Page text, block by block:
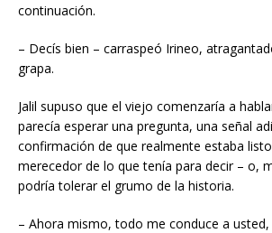
continuación.
– Decís bien – carraspeó Irineo,
grapa.
Jalil supuso que el viejo comenzaría a
parecía esperar una pregunta, una señal
confirmación de que realmente estaba
merecedor de lo que tenía para decir – o,
podría tolerar el grumo de la historia.
– Ahora mismo, todo me conduce a